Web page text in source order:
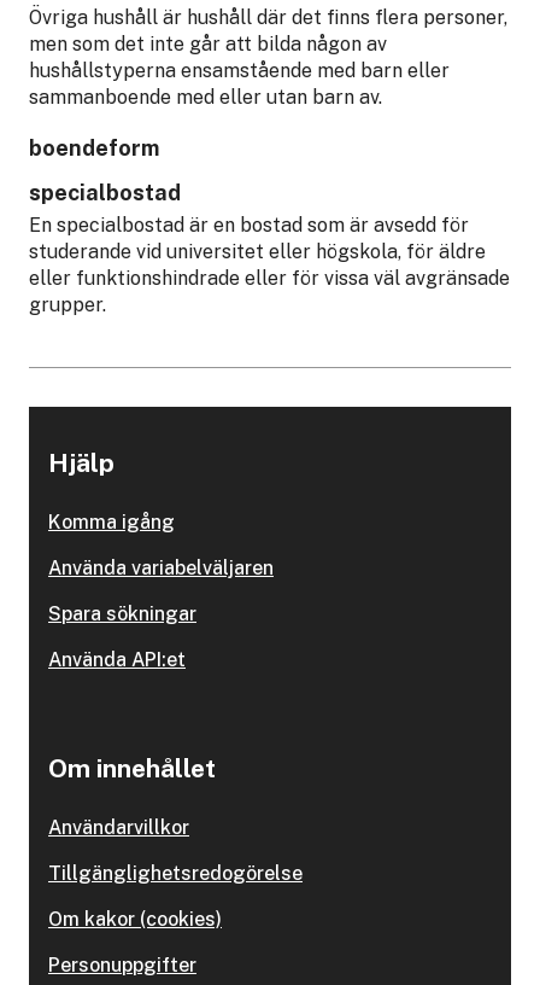
Övriga hushåll är hushåll där det finns flera personer,
men som det inte går att bilda någon av
hushållstyperna ensamstående med barn eller
sammanboende med eller utan barn av.
boendeform
specialbostad
En specialbostad är en bostad som är avsedd för
studerande vid universitet eller högskola, för äldre
eller funktionshindrade eller för vissa väl avgränsade
grupper.
Hjälp
Komma igång
Använda variabelväljaren
Spara sökningar
Använda API:et
Om innehållet
Användarvillkor
Tillgänglighetsredogörelse
Om kakor (cookies)
Personuppgifter